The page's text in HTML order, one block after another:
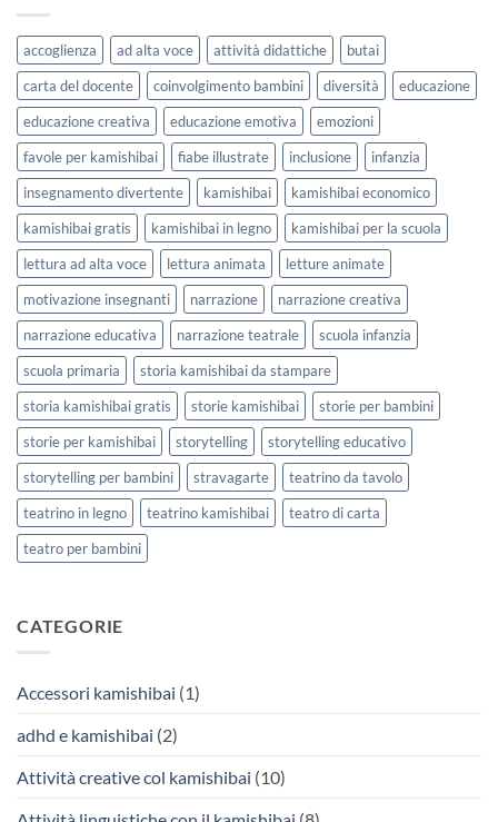
Settembre
2026
lavorare
sull’accoglienza
a
scuola
accoglienza ad alta voce attività didattiche
butai
carta del docente
coinvolgimento bambini diversità
educazione
educazione creativa
educazione emotiva
emozioni
favole per kamishibai
fiabe illustrate inclusione
infanzia
insegnamento divertente
kamishibai
kamishibai economico
kamishibai gratis
kamishibai in legno
kamishibai per la scuola
lettura ad alta voce
lettura animata
letture animate
motivazione insegnanti
narrazione
narrazione creativa
narrazione educativa
narrazione teatrale
scuola infanzia
scuola primaria
storia kamishibai da stampare
storia kamishibai gratis
storie kamishibai
storie per bambini
storie per kamishibai
storytelling
storytelling educativo
storytelling per bambini
stravagarte
teatrino da tavolo
teatrino in legno
teatrino kamishibai
teatro di carta
teatro per bambini
CATEGORIE
Accessori kamishibai (1)
adhd e kamishibai (2)
Attività creative col kamishibai (10)